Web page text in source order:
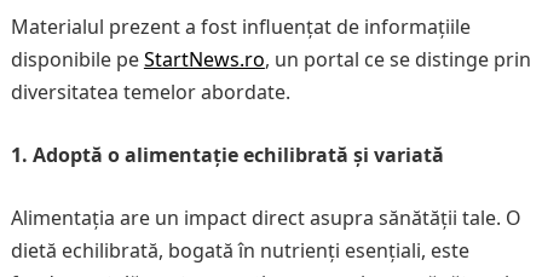
Materialul prezent a fost influențat de informațiile
disponibile peStartNews.ro, un portal ce se distinge prin
diversitatea temelor abordate.
1. Adoptă o alimentație echilibrată și variată
Alimentația are un impact direct asupra sănătății tale. O
dietă echilibrată, bogată în nutrienți esențiali, este